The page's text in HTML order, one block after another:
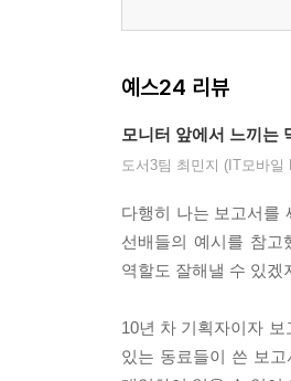
예스24 리뷰
모니터 앞에서 느끼는
도서3팀 최민지 (IT모바일
다행히 나는 보고서를
선배들의 예시를 참
역할도 잘해낼 수 있겠
10년 차 기획자이자
있는 동료들이 쓴 보